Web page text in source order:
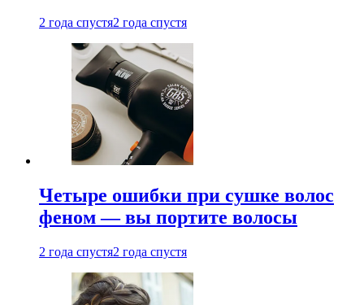
2 года спустя2 года спустя
Четыре ошибки при сушке волос
феном — вы портите волосы
2 года спустя2 года спустя